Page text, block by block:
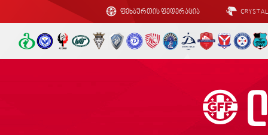
ფეხბურთის ფედერაცია